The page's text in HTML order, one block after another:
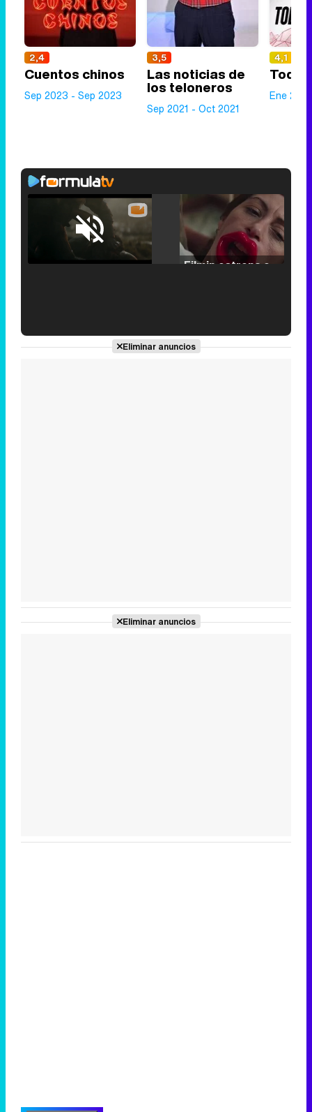
2,4
Cuentos chinos
Sep 2023 - Sep 2023
3,5
Las noticias de
los teloneros
Sep 2021 - Oct 2021
4,1
Todo
Ene
Unmute /
Loaded
25.30%
'120 Minutos' celebra sus 2.000 programas en Telemadrid con un vídeo del día a día en la redacción
Eliminar anuncios
Eliminar anuncios